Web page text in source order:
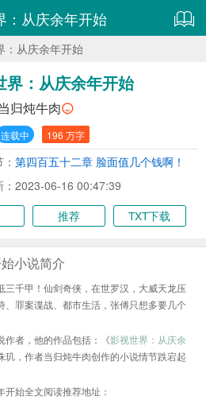
：从庆余年开始
：从庆余年开始
界：从庆余年开始
归炖牛肉
连载中 196 万字
第四百五十二章 脸面值几个钱啊！
：2023-06-16 00:47:39
推荐 TXT下载
小说简介
三千甲！仙剑奇侠，在世罗汉，大威天龙压
罪案谍战、都市生活，张傅只想多要几个
作者，他的作品包括：《影视世界：从庆余
玑，作者当归炖牛肉创作的小说情节跌宕起
始全文阅读推荐地址：